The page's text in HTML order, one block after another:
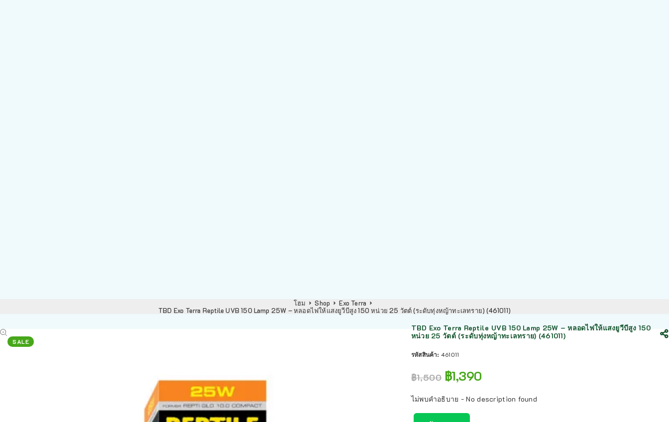
โฮม Shop
Exo Terra
TBD Exo Terra Reptile UVB 150 Lamp 25W – หลอดไฟให้แสงยูวีบีสูง 150 หน่วย 25 วัตต์ (ระดับทุ่งหญ้าทะเลทราย) (461011)
SALE
TBD Exo Terra Reptile UVB 150 Lamp 25W – หลอดไฟให้แสงยูวีบีสูง 150
หน่วย 25 วัตต์ (ระดับทุ่งหญ้าทะเลทราย) (461011)
รหัสสินค้า: 461011
฿1,500 ฿1,390
ไม่พบคำอธิบาย - No description found